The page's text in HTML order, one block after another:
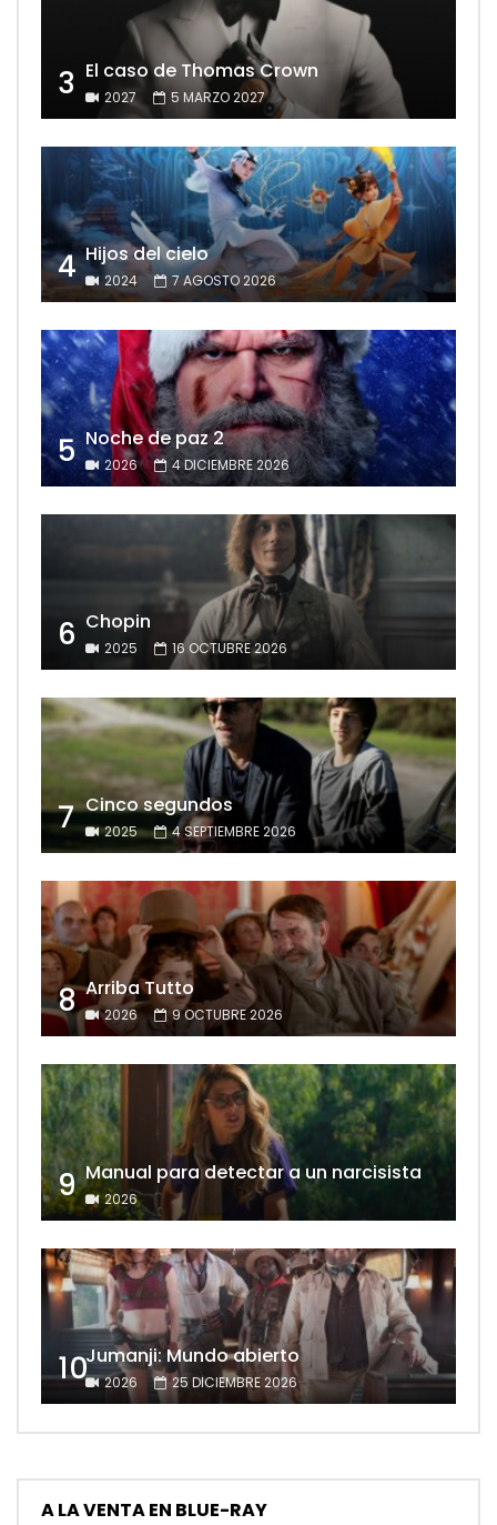
3 El caso de Thomas Crown
2027 5 MARZO 2027
4 Hijos del cielo
2024 7 AGOSTO 2026
5 Noche de paz 2
2026 4 DICIEMBRE 2026
6 Chopin
2025 16 OCTUBRE 2026
7 Cinco segundos
2025 4 SEPTIEMBRE 2026
8 Arriba Tutto
2026 9 OCTUBRE 2026
9 Manual para detectar a un narcisista
2026
10Jumanji: Mundo abierto
2026 25 DICIEMBRE 2026
A LA VENTA EN BLUE-RAY